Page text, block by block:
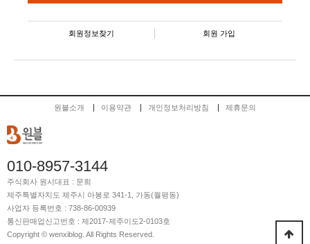
회원정보찾기 회원 가입
원블소개 이용약관 개인정보처리방침 제휴문의
010-8957-3144
주식회사 원시대표 : 문희
제주특별자치도 제주시 아봉로 341-1, 가동(월평동)
사업자 등록번호 : 738-86-00939
통신판매업신고번호 : 제2017-제주이도2-0103호
Copyright © wenxiblog. All Rights Reserved.